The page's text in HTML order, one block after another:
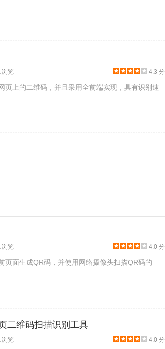
浏览 4.3 分
页上的二维码，并且采用全前端实现，具有识别速
浏览 4.0 分
面生成QR码，并使用网络摄像头扫描QR码的
二维码扫描识别工具
浏览 4.0 分